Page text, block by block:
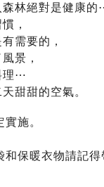
林絕對是健康的
，
需要的，
景，
理⋯
甜甜的空氣。
施。
保暖衣物請記得